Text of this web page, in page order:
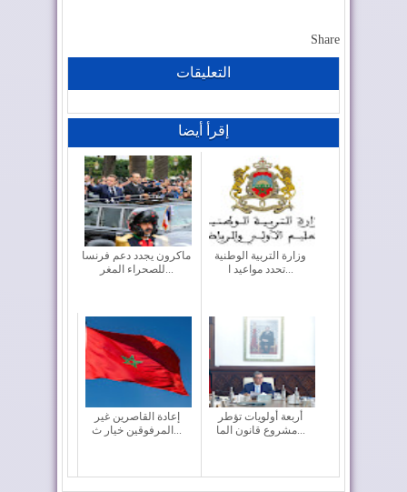
Share
التعليقات
إقرأ أيضا
ماكرون يجدد دعم فرنسا
للصحراء المغر...
وزارة التربية الوطنية
تحدد مواعيد ا...
إعادة القاصرين غير
المرفوقين خيار ث...
أربعة أولويات تؤطر
مشروع قانون الما...